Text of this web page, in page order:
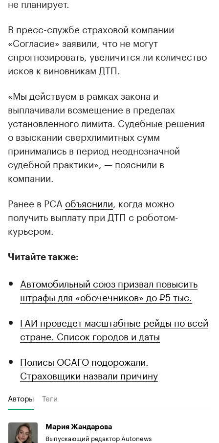
В пресс-службе страховой компании
«Согласие» заявили, что не могут
спрогнозировать, увеличится ли количество
исков к виновникам ДТП.
«Мы действуем в рамках закона и
выплачивали возмещение в пределах
установленного лимита. Судебные решения
о взыскании сверхлимитных сумм
принимались в период неоднозначной
судебной практики», — пояснили в
компании.
Ранее в РСА объяснили , когда можно
получить выплату при ДТП с роботом-
курьером.
Читайте также:
Автомобильный союз призвал повысить
штрафы для «обочечников» до ₽5 тыс.
ГАИ проведет масштабные рейды по всей
стране. Список городов и даты
Полисы ОСАГО подорожали.
Страховщики назвали причину
Авторы Теги
Мария Жандарова
Выпускающий редактор Autonews